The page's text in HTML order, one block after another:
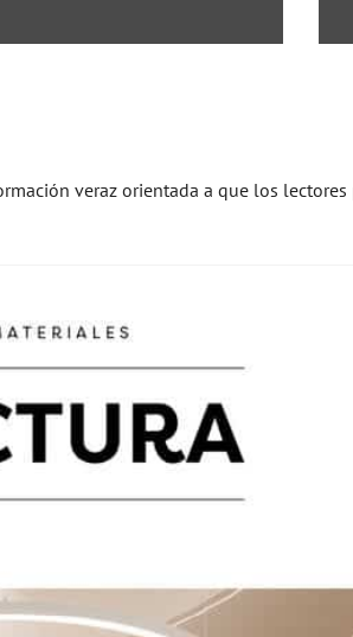
veraz orientada a que los